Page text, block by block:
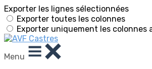
Exporter les lignes sélectionnées
Exporter toutes les colonnes
Exporter uniquement les colonnes
Menu